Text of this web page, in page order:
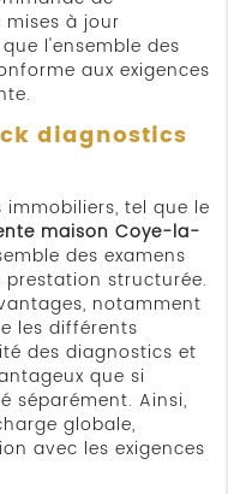
à jour
l'ensemble des
aux exigences
diagnostics
tel que le
maison Coye-la-
des examens
structurée.
notamment
les différents
des diagnostics et
que si
séparément. Ainsi,
globale,
avec les exigences